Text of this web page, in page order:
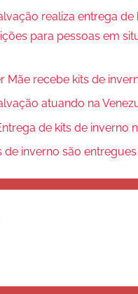
realiza entrega de
para pessoas em
Mãe recebe kits de
atuando na
de kits de inverno
de inverno são